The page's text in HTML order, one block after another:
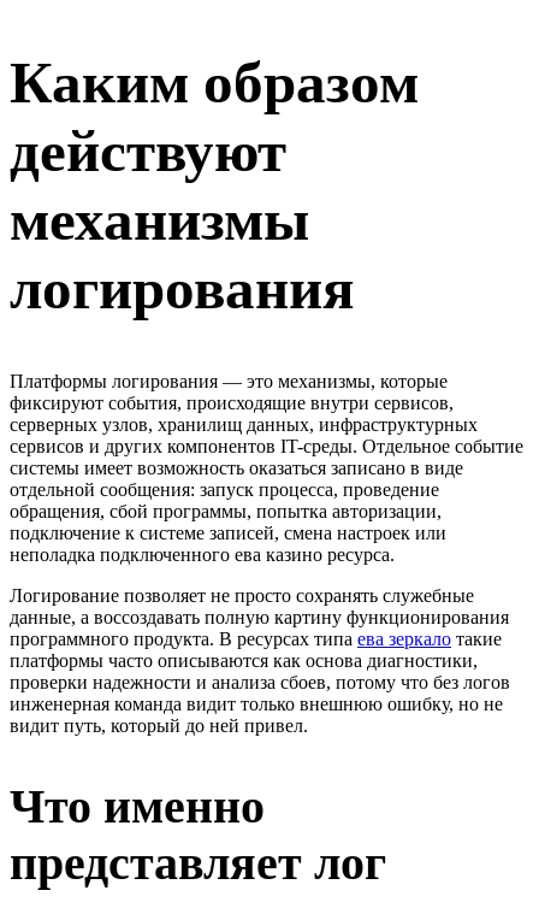
Каким образом
действуют
механизмы
логирования
Платформы логирования — это механизмы, которые
фиксируют события, происходящие внутри сервисов,
серверных узлов, хранилищ данных, инфраструктурных
сервисов и других компонентов IT-среды. Отдельное событие
системы имеет возможность оказаться записано в виде
отдельной сообщения: запуск процесса, проведение
обращения, сбой программы, попытка авторизации,
подключение к системе записей, смена настроек или
неполадка подключенного ева казино ресурса.
Логирование позволяет не просто сохранять служебные
данные, а воссоздавать полную картину функционирования
программного продукта. В ресурсах типа ева зеркало такие
платформы часто описываются как основа диагностики,
проверки надежности и анализа сбоев, потому что без логов
инженерная команда видит только внешнюю ошибку, но не
видит путь, который до ней привел.
Что именно
представляет лог